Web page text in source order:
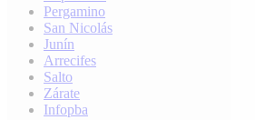
Pergamino
San Nicolás
Junín
Arrecifes
Salto
Zárate
Infopba